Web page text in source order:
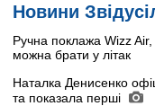
Новини
Ручна поклажа Wizz
можна брати у літак
Наталка Денисенко
та показала перші